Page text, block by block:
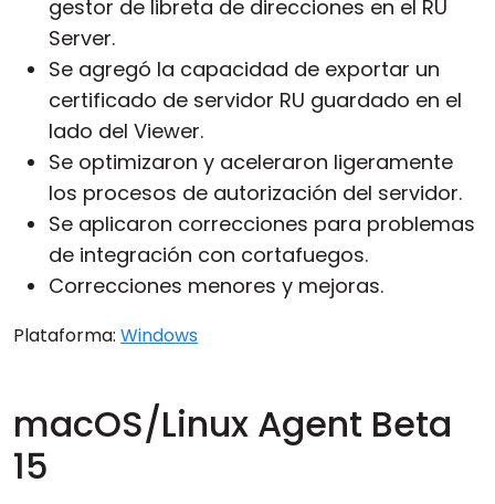
gestor de libreta de direcciones en el RU
Server.
Se agregó la capacidad de exportar un
certificado de servidor RU guardado en el
lado del Viewer.
Se optimizaron y aceleraron ligeramente
los procesos de autorización del servidor.
Se aplicaron correcciones para problemas
de integración con cortafuegos.
Correcciones menores y mejoras.
Plataforma: Windows
macOS/Linux Agent Beta
15